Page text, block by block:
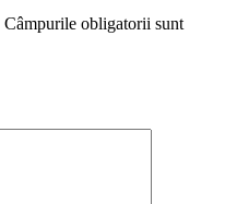
Câmpurile obligatorii sunt